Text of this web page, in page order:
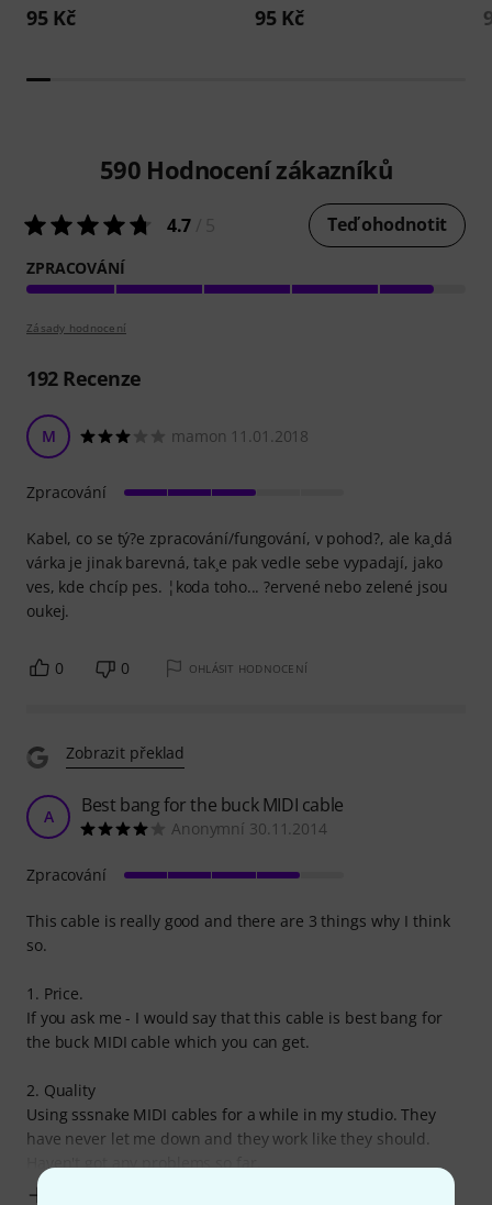
95 Kč 95 Kč
590 Hodnocení zákazníků
4.7 Teď ohodnotit
ZPRACOVÁNÍ
Zásady hodnocení
192Recenze
M mamon 11.01.2018
Kabel, co se tý?e zpracování/fungování, v pohod?, ale ka¸dá
várka je jinak barevná, tak¸e pak vedle sebe vypadají, jako
ves, kde chcíp pes. ¦koda toho... ?ervené nebo zelené jsou
oukej.
Zpracování
0 0 OHLÁSIT HODNOCENÍ
Zobrazit překlad
A Best bang for the buck MIDI cable
Anonymní 30.11.2014
This cable is really good and there are 3 things why I think
so.
1. Price.
If you ask me - I would say that this cable is best bang for
the buck MIDI cable which you can get.
2. Quality
Using sssnake MIDI cables for a while in my studio. They
have never let me down and they work like they should.
Haven't got any problems so far.
Zpracování